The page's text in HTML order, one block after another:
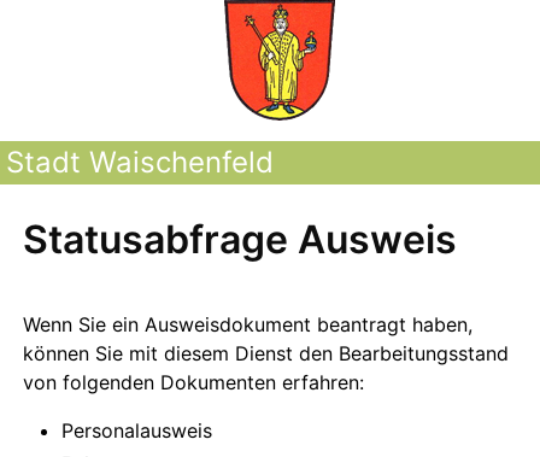
Stadt Waischenfeld